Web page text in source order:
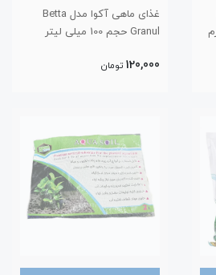
غذای ماهی آکوا مدل Betta
Granul حجم 100 میلی لیتر
120,000 تومان